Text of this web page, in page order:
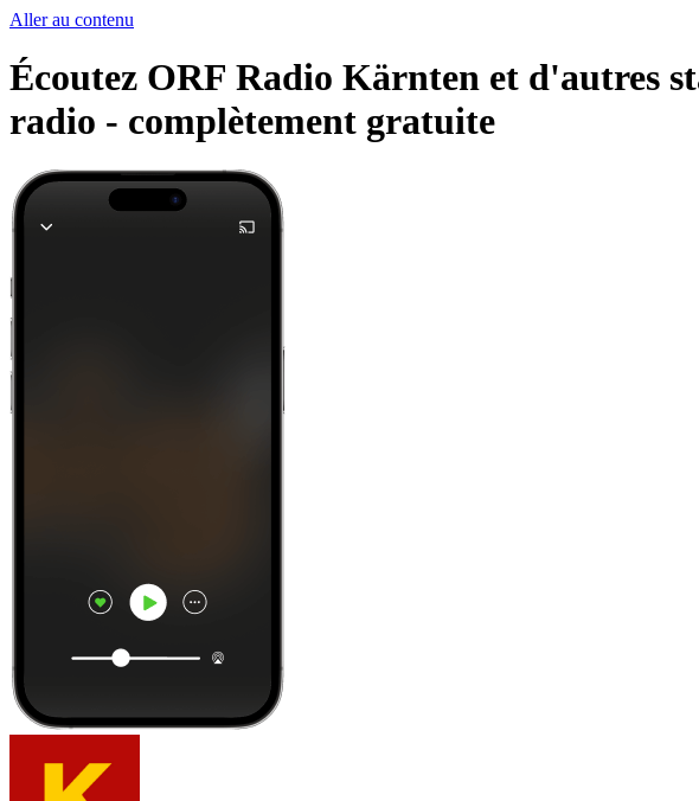
Aller au contenu
Écoutez ORF Radio Kärnten et d'autres
radio - complètement gratuite